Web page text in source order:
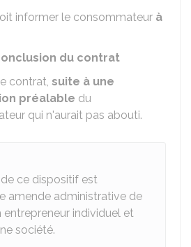
informer le consommateur à
du contrat
contrat, suite à une
préalable du
qui n'aurait pas abouti.
ce dispositif est
amende administrative de
entrepreneur individuel et
société.